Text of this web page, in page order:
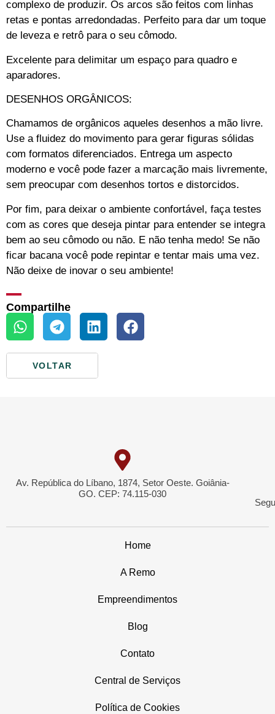
complexo de produzir. Os arcos são feitos com linhas
retas e pontas arredondadas. Perfeito para dar um toque
de leveza e retrô para o seu cômodo.
Excelente para delimitar um espaço para quadro e
aparadores.
DESENHOS ORGÂNICOS:
Chamamos de orgânicos aqueles desenhos a mão livre.
Use a fluidez do movimento para gerar figuras sólidas
com formatos diferenciados. Entrega um aspecto
moderno e você pode fazer a marcação mais livremente,
sem preocupar com desenhos tortos e distorcidos.
Por fim, para deixar o ambiente confortável, faça testes
com as cores que deseja pintar para entender se integra
bem ao seu cômodo ou não. E não tenha medo! Se não
ficar bacana você pode repintar e tentar mais uma vez.
Não deixe de inovar o seu ambiente!
Compartilhe
VOLTAR
Av. República do Líbano, 1874, Setor Oeste. Goiânia-
GO. CEP: 74.115-030
Home
A Remo
Empreendimentos
Blog
Contato
Central de Serviços
Política de Cookies